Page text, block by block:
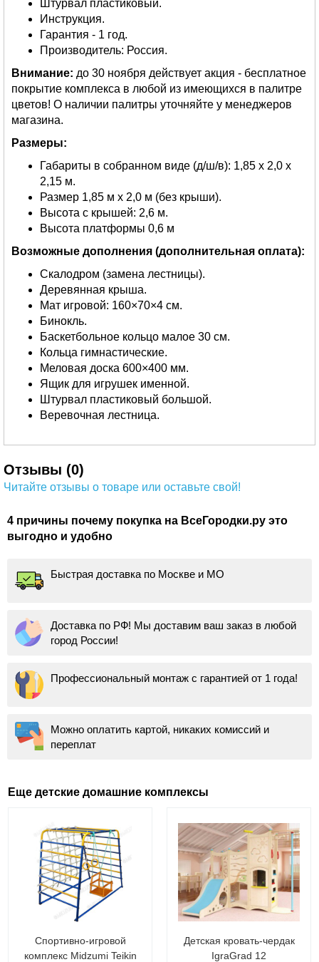
Штурвал пластиковый.
Инструкция.
Гарантия - 1 год.
Производитель: Россия.
Внимание: до 30 ноября действует акция - бесплатное
покрытие комплекса в любой из имеющихся в палитре
цветов! О наличии палитры уточняйте у менеджеров
магазина.
Размеры:
Габариты в собранном виде (д/ш/в): 1,85 х 2,0 х
2,15 м.
Размер 1,85 м х 2,0 м (без крыши).
Высота с крышей: 2,6 м.
Высота платформы 0,6 м
Возможные дополнения (дополнительная оплата):
Скалодром (замена лестницы).
Деревянная крыша.
Мат игровой: 160×70×4 см.
Бинокль.
Баскетбольное кольцо малое 30 см.
Кольца гимнастические.
Меловая доска 600×400 мм.
Ящик для игрушек именной.
Штурвал пластиковый большой.
Веревочная лестница.
Отзывы (0)
Читайте отзывы о товаре или оставьте свой!
4 причины почему покупка на ВсеГородки.ру это
выгодно и удобно
Быстрая доставка по Москве и МО
Доставка по РФ! Мы доставим ваш заказ в любой
город России!
Профессиональный монтаж с гарантией от 1 года!
Можно оплатить картой, никаких комиссий и
переплат
Еще детские домашние комплексы
Спортивно-игровой
комплекс Midzumi Teikin
Детская кровать-чердак
IgraGrad 12